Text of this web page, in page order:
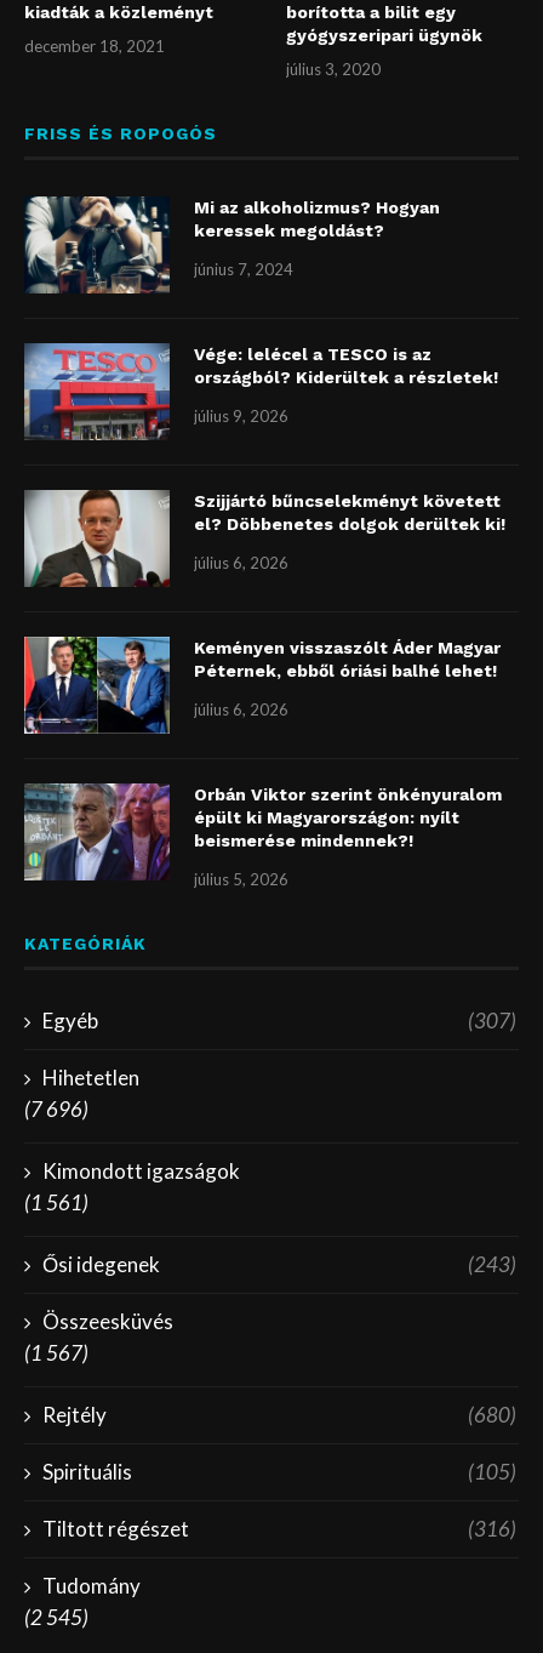
kiadták a közleményt
december 18, 2021
borította a bilit egy
gyógyszeripari ügynök
július 3, 2020
FRISS ÉS ROPOGÓS
Mi az alkoholizmus? Hogyan
keressek megoldást?
június 7, 2024
Vége: lelécel a TESCO is az
országból? Kiderültek a részletek!
július 9, 2026
Szijjártó bűncselekményt követett
el? Döbbenetes dolgok derültek ki!
július 6, 2026
Keményen visszaszólt Áder Magyar
Péternek, ebből óriási balhé lehet!
július 6, 2026
Orbán Viktor szerint önkényuralom
épült ki Magyarországon: nyílt
beismerése mindennek?!
július 5, 2026
KATEGÓRIÁK
Egyéb (307)
Hihetetlen
(7 696)
Kimondott igazságok
(1 561)
Ősi idegenek (243)
Összeesküvés
(1 567)
Rejtély (680)
Spirituális (105)
Tiltott régészet (316)
Tudomány
(2 545)